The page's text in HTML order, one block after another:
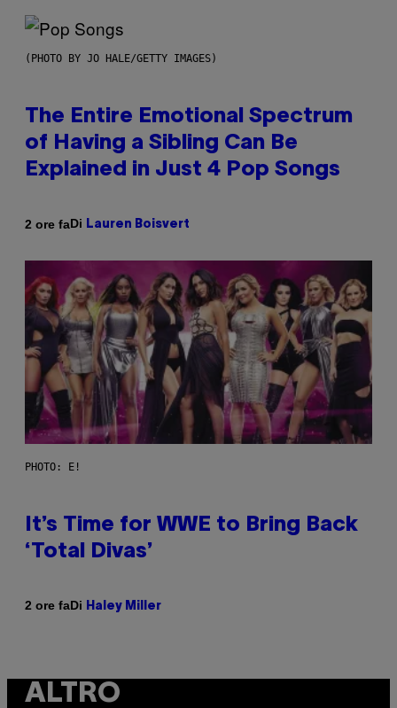
(PHOTO BY JO HALE/GETTY IMAGES)
The Entire Emotional Spectrum
of Having a Sibling Can Be
Explained in Just 4 Pop Songs
2 ore faDi Lauren Boisvert
PHOTO: E!
It’s Time for WWE to Bring Back
‘Total Divas’
2 ore faDi Haley Miller
ALTRO